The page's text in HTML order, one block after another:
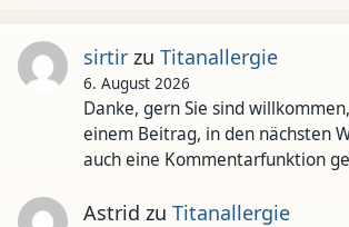
sirtirzu Titanallergie
6. August 2026
Danke, gern Sie sind
einem Beitrag, in den nächsten
auch eine Kommentarfunktion
Astrid zu Titanallergie